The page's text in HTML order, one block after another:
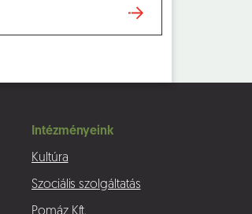
Intézményeink
Kultúra
Szociális szolgáltatás